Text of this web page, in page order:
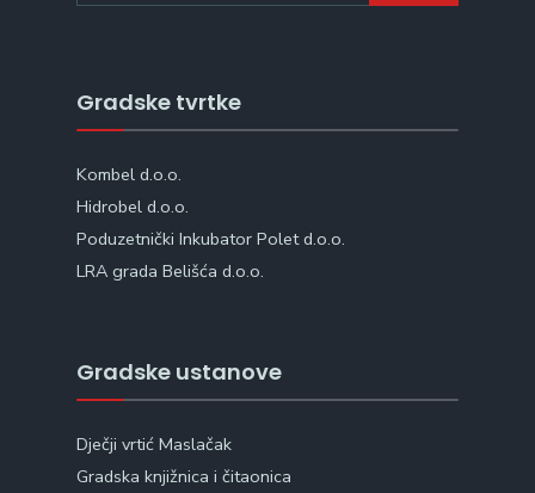
Gradske tvrtke
Kombel d.o.o.
Hidrobel d.o.o.
Poduzetnički Inkubator Polet d.o.o.
LRA grada Belišća d.o.o.
Gradske ustanove
Dječji vrtić Maslačak
Gradska knjižnica i čitaonica